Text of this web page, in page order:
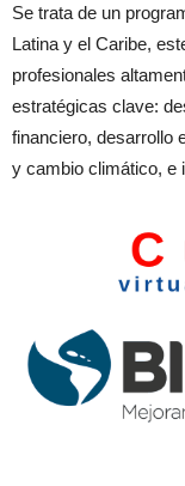
Se trata de un
Latina y el Caribe,
profesionales
estratégicas clave:
financiero, desarrollo
y cambio climático, e